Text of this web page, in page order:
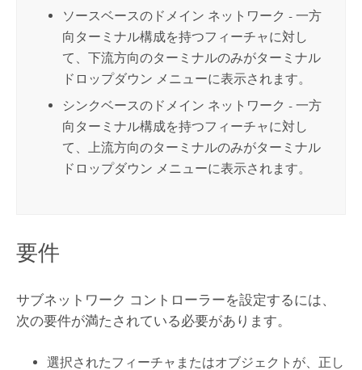
ソースベースのドメイン ネットワーク - 一方
向ターミナル構成を持つフィーチャに対し
て、下流方向のターミナルのみがターミナル
ドロップダウン メニューに表示されます。
シンクベースのドメイン ネットワーク - 一方
向ターミナル構成を持つフィーチャに対し
て、上流方向のターミナルのみがターミナル
ドロップダウン メニューに表示されます。
要件
サブネットワーク コントローラーを設定するには、
次の要件が満たされている必要があります。
選択されたフィーチャまたはオブジェクトが、正し